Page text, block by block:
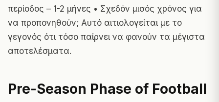
περίοδος – 1-2 μήνες • Σχεδόν μισός χρόνος για
να προπονηθούν; Αυτό αιτιολογείται με το
γεγονός ότι τόσο παίρνει να φανούν τα μέγιστα
αποτελέσματα.
Pre-Season Phase of Football